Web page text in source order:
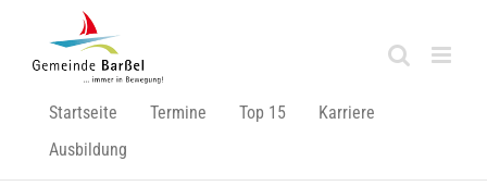
springen
Startseite Termine Top 15
Karriere
Ausbildung